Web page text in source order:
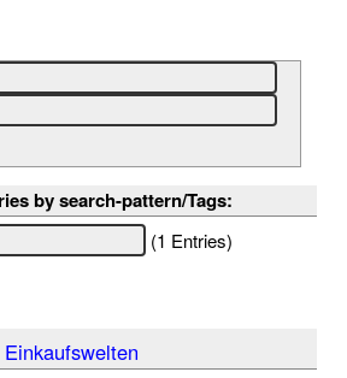
by search-pattern/Tags:
(1 Entries)